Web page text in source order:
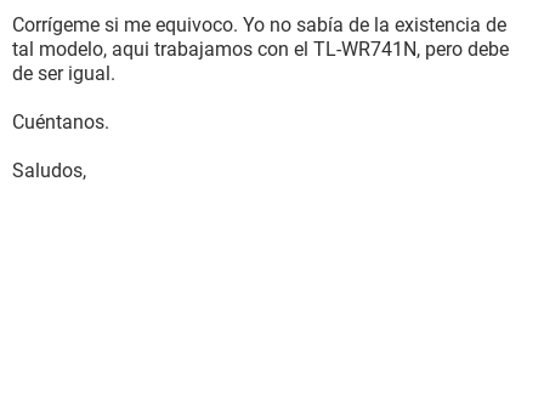
Corrígeme si me equivoco. Yo no sabía de la existencia de
tal modelo, aqui trabajamos con el TL-WR741N, pero debe
de ser igual.
Cuéntanos.
Saludos,